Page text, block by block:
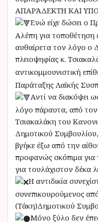
ΑΠΑΡΆΔΕΚΤΗ ΚΑΙ
Ενώ είχε δώσει ο
Αλέπη για τοποθέτηση
αυθαίρετα τον λόγο ο
πλειοψηφίας κ.
αντικομμουνιστική
Παράταξης Λαϊκής
Αντί να διακόψει
λόγο πάραυτα, από τον
Τσιακαλάκη του
Δημοτικού
βγήκε έξω από την
προφανώς σκόπιμα
για τουλάχιστον δέκα
Η αντιδικία
συνεπικουρούμενος
(Τάκη)Δημοτικού
Μόνο ξύλο δεν